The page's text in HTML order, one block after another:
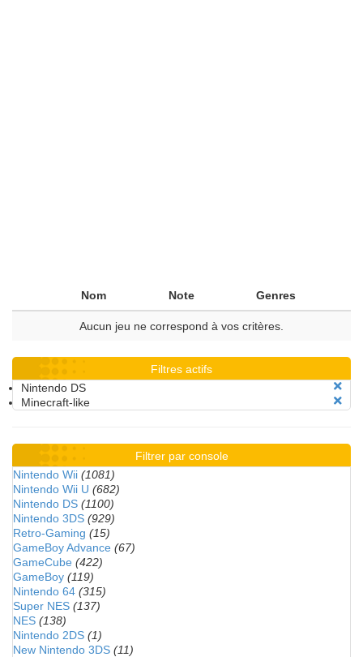
Nom Note Genres
Aucun jeu ne correspond à vos critères.
Filtres actifs
Nintendo DS
Minecraft-like
Filtrer par console
Nintendo Wii (1081)
Nintendo Wii U (682)
Nintendo DS (1100)
Nintendo 3DS (929)
Retro-Gaming (15)
GameBoy Advance (67)
GameCube (422)
GameBoy (119)
Nintendo 64 (315)
Super NES (137)
NES (138)
Nintendo 2DS (1)
New Nintendo 3DS (11)